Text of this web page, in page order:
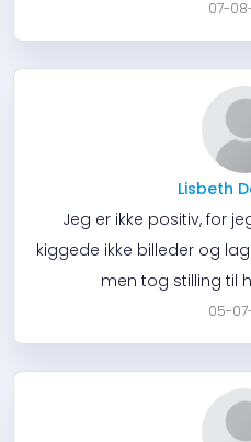
07-
Lisbeth
Jeg er ikke positiv, for
kiggede ikke billeder og
men tog stilling til
05-